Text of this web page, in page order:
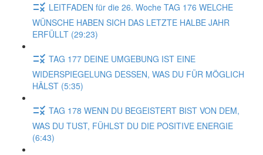
LEITFADEN für die 26. Woche TAG 176 WELCHE
WÜNSCHE HABEN SICH DAS LETZTE HALBE JAHR
ERFÜLLT (29:23)
TAG 177 DEINE UMGEBUNG IST EINE
WIDERSPIEGELUNG DESSEN, WAS DU FÜR MÖGLICH
HÄLST (5:35)
TAG 178 WENN DU BEGEISTERT BIST VON DEM,
WAS DU TUST, FÜHLST DU DIE POSITIVE ENERGIE
(6:43)